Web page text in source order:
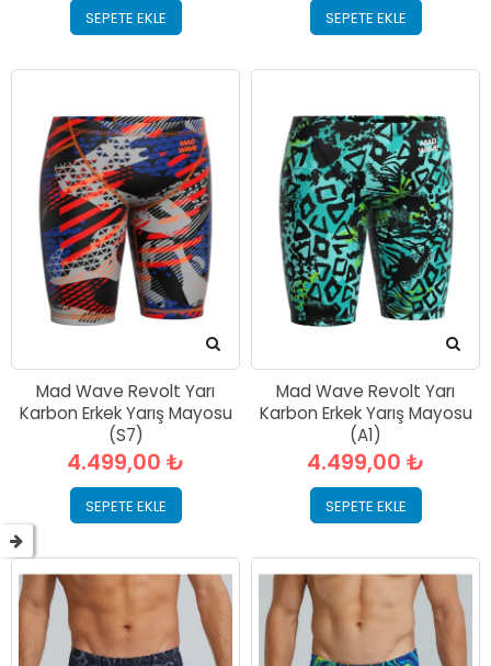
SEPETE EKLE SEPETE EKLE
Mad Wave Revolt Yarı
Karbon Erkek Yarış Mayosu
(S7)
4.499,00 ₺
SEPETE EKLE
Mad Wave Revolt Yarı
Karbon Erkek Yarış Mayosu
(A1)
4.499,00 ₺
SEPETE EKLE